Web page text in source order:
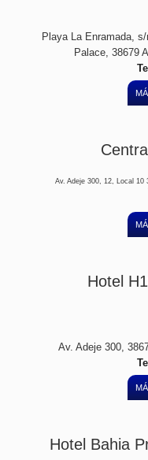
Playa La Enramada,
Palace, 38679
Av. Adeje 300, 12, Local 10
Hotel
Av. Adeje 300,
Hotel Bahia